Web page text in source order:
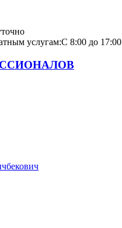
услугам:С 8:00 до 17:00